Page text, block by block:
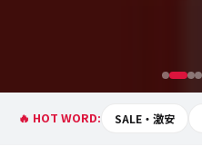
🔥 HOT WORD: SALE・激安